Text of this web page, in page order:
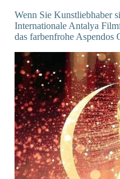
Wenn Sie Kunstliebhaber
Internationale Antalya
das farbenfrohe Aspendos